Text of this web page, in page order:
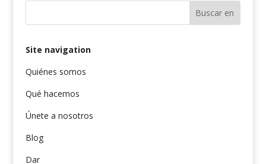
Site navigation
Quiénes somos
Qué hacemos
Únete a nosotros
Blog
Dar